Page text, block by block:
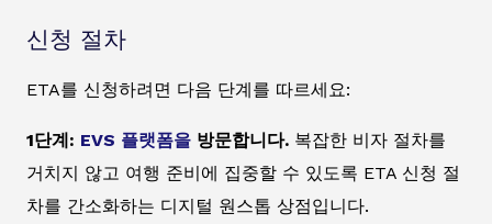
신청 절차
ETA를 신청하려면 다음 단계를 따르세요:
1단계: EVS 플랫폼을 방문합니다. 복잡한 비자 절차를
거치지 않고 여행 준비에 집중할 수 있도록 ETA 신청 절
차를 간소화하는 디지털 원스톱 상점입니다.